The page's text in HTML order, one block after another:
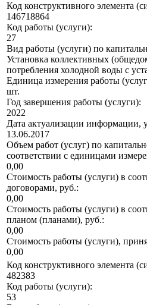
Код конструктивного элемента
146718864
Код работы (услуги):
27
Вид работы (услуги) по
Установка коллективных
потребления холодной воды с
Единица измерения работы
шт.
Год завершения работы (услуги):
2022
Дата актуализации информации,
13.06.2017
Объем работ (услуг) по
соответствии с единицами
0,00
Стоимость работы (услуги) в
договорами, руб.:
0,00
Стоимость работы (услуги) в
планом (планами), руб.:
0,00
Стоимость работы (услуги),
0,00
Код конструктивного элемента
482383
Код работы (услуги):
53